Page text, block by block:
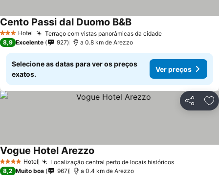
3 EstrelasHotel Terraço com vistas panorâmicas da cidade
Cento Passi dal Duomo B&B
8,9 Excelente 927 a 0.8 km de Arezzo
Selecione as datas para ver os preços
exatos.
Ver preços
Partilhar
4 EstrelasHotel Localização central perto de locais históricos
Vogue Hotel Arezzo
8,2 Muito boa 967 a 0.4 km de Arezzo